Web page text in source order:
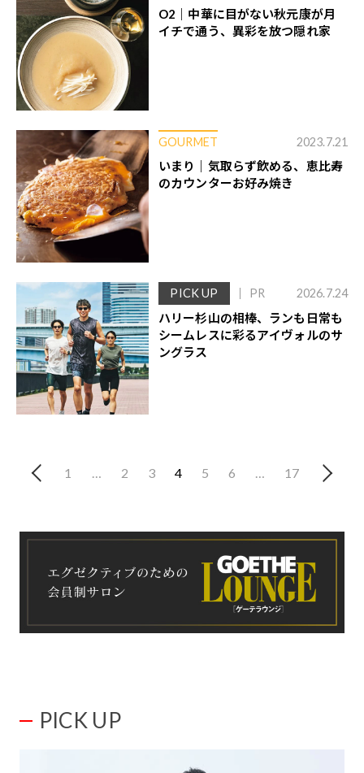
O2｜中華に目がない秋元康が月
イチで通う、異彩を放つ隠れ家
GOURMET 2023.7.21
いまり｜気取らず飲める、恵比寿
のカウンターお好み焼き
PICK UP PR 2026.7.24
ハリー杉山の相棒、ランも日常も
シームレスに彩るアイヴォルのサ
ングラス
1 … 2 3 4 5 6 … 17
PICK UP